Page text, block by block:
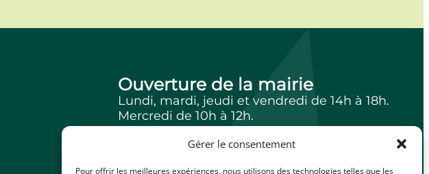
Gérer le consentement
Pour offrir les meilleures expériences, nous utilisons des technologies telles que les
Ouverture de la mairie
Lundi, mardi, jeudi et vendredi de 14h à 18h.
Mercredi de 10h à 12h.